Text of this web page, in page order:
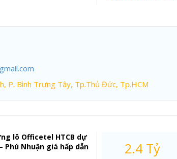
P. Bình Trưng Tây, Tp.Thủ Đức, Tp.HCM
lô Officetel HTCB dự
Phú Nhuận giá hấp dẫn
2.4 Tỷ